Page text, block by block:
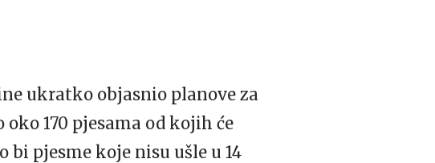
ukratko objasnio planove za
170 pjesama od kojih će
bi pjesme koje nisu ušle u 14